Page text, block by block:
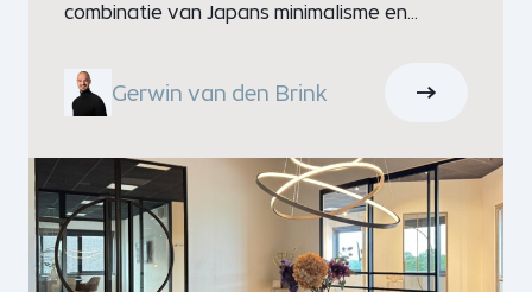
combinatie van Japans minimalisme en
rustige, tijdloze uitstraling waarin licht en
eenvoud centraal staan.
Gerwin van den Brink